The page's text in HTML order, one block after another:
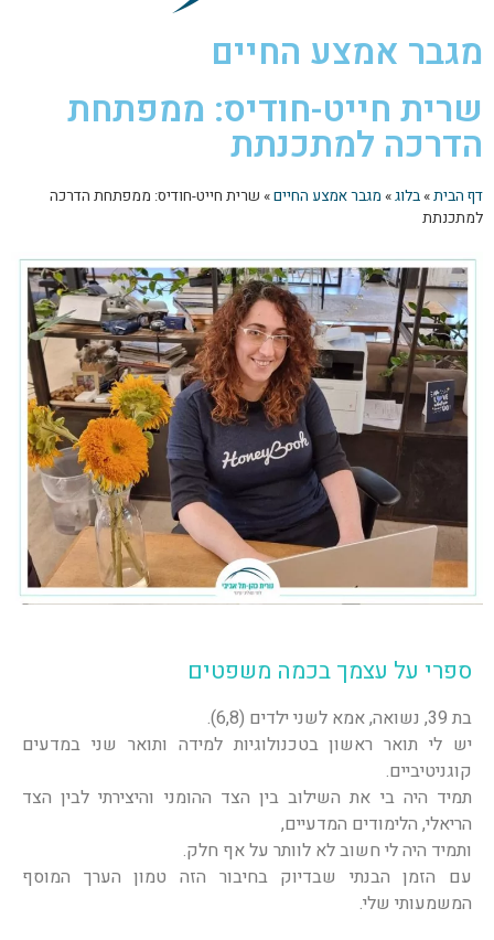
מגבר אמצע החיים
שרית חייט-חודיס: ממפתחת
הדרכה למתכנתת
דף הבית»בלוג» מגבר אמצע החיים» שרית חייט-חודיס: ממפתחת הדרכה
למתכנתת
ספרי על עצמך בכמה משפטים
בת 39, נשואה, אמא לשני ילדים (6,8).
יש לי תואר ראשון בטכנולוגיות למידה ותואר שני במדעים
קוגניטיביים.
תמיד היה בי את השילוב בין הצד ההומני והיצירתי לבין הצד
הריאלי, הלימודים המדעיים,
ותמיד היה לי חשוב לא לוותר על אף חלק.
עם הזמן הבנתי שבדיוק בחיבור הזה טמון הערך המוסף
המשמעותי שלי.